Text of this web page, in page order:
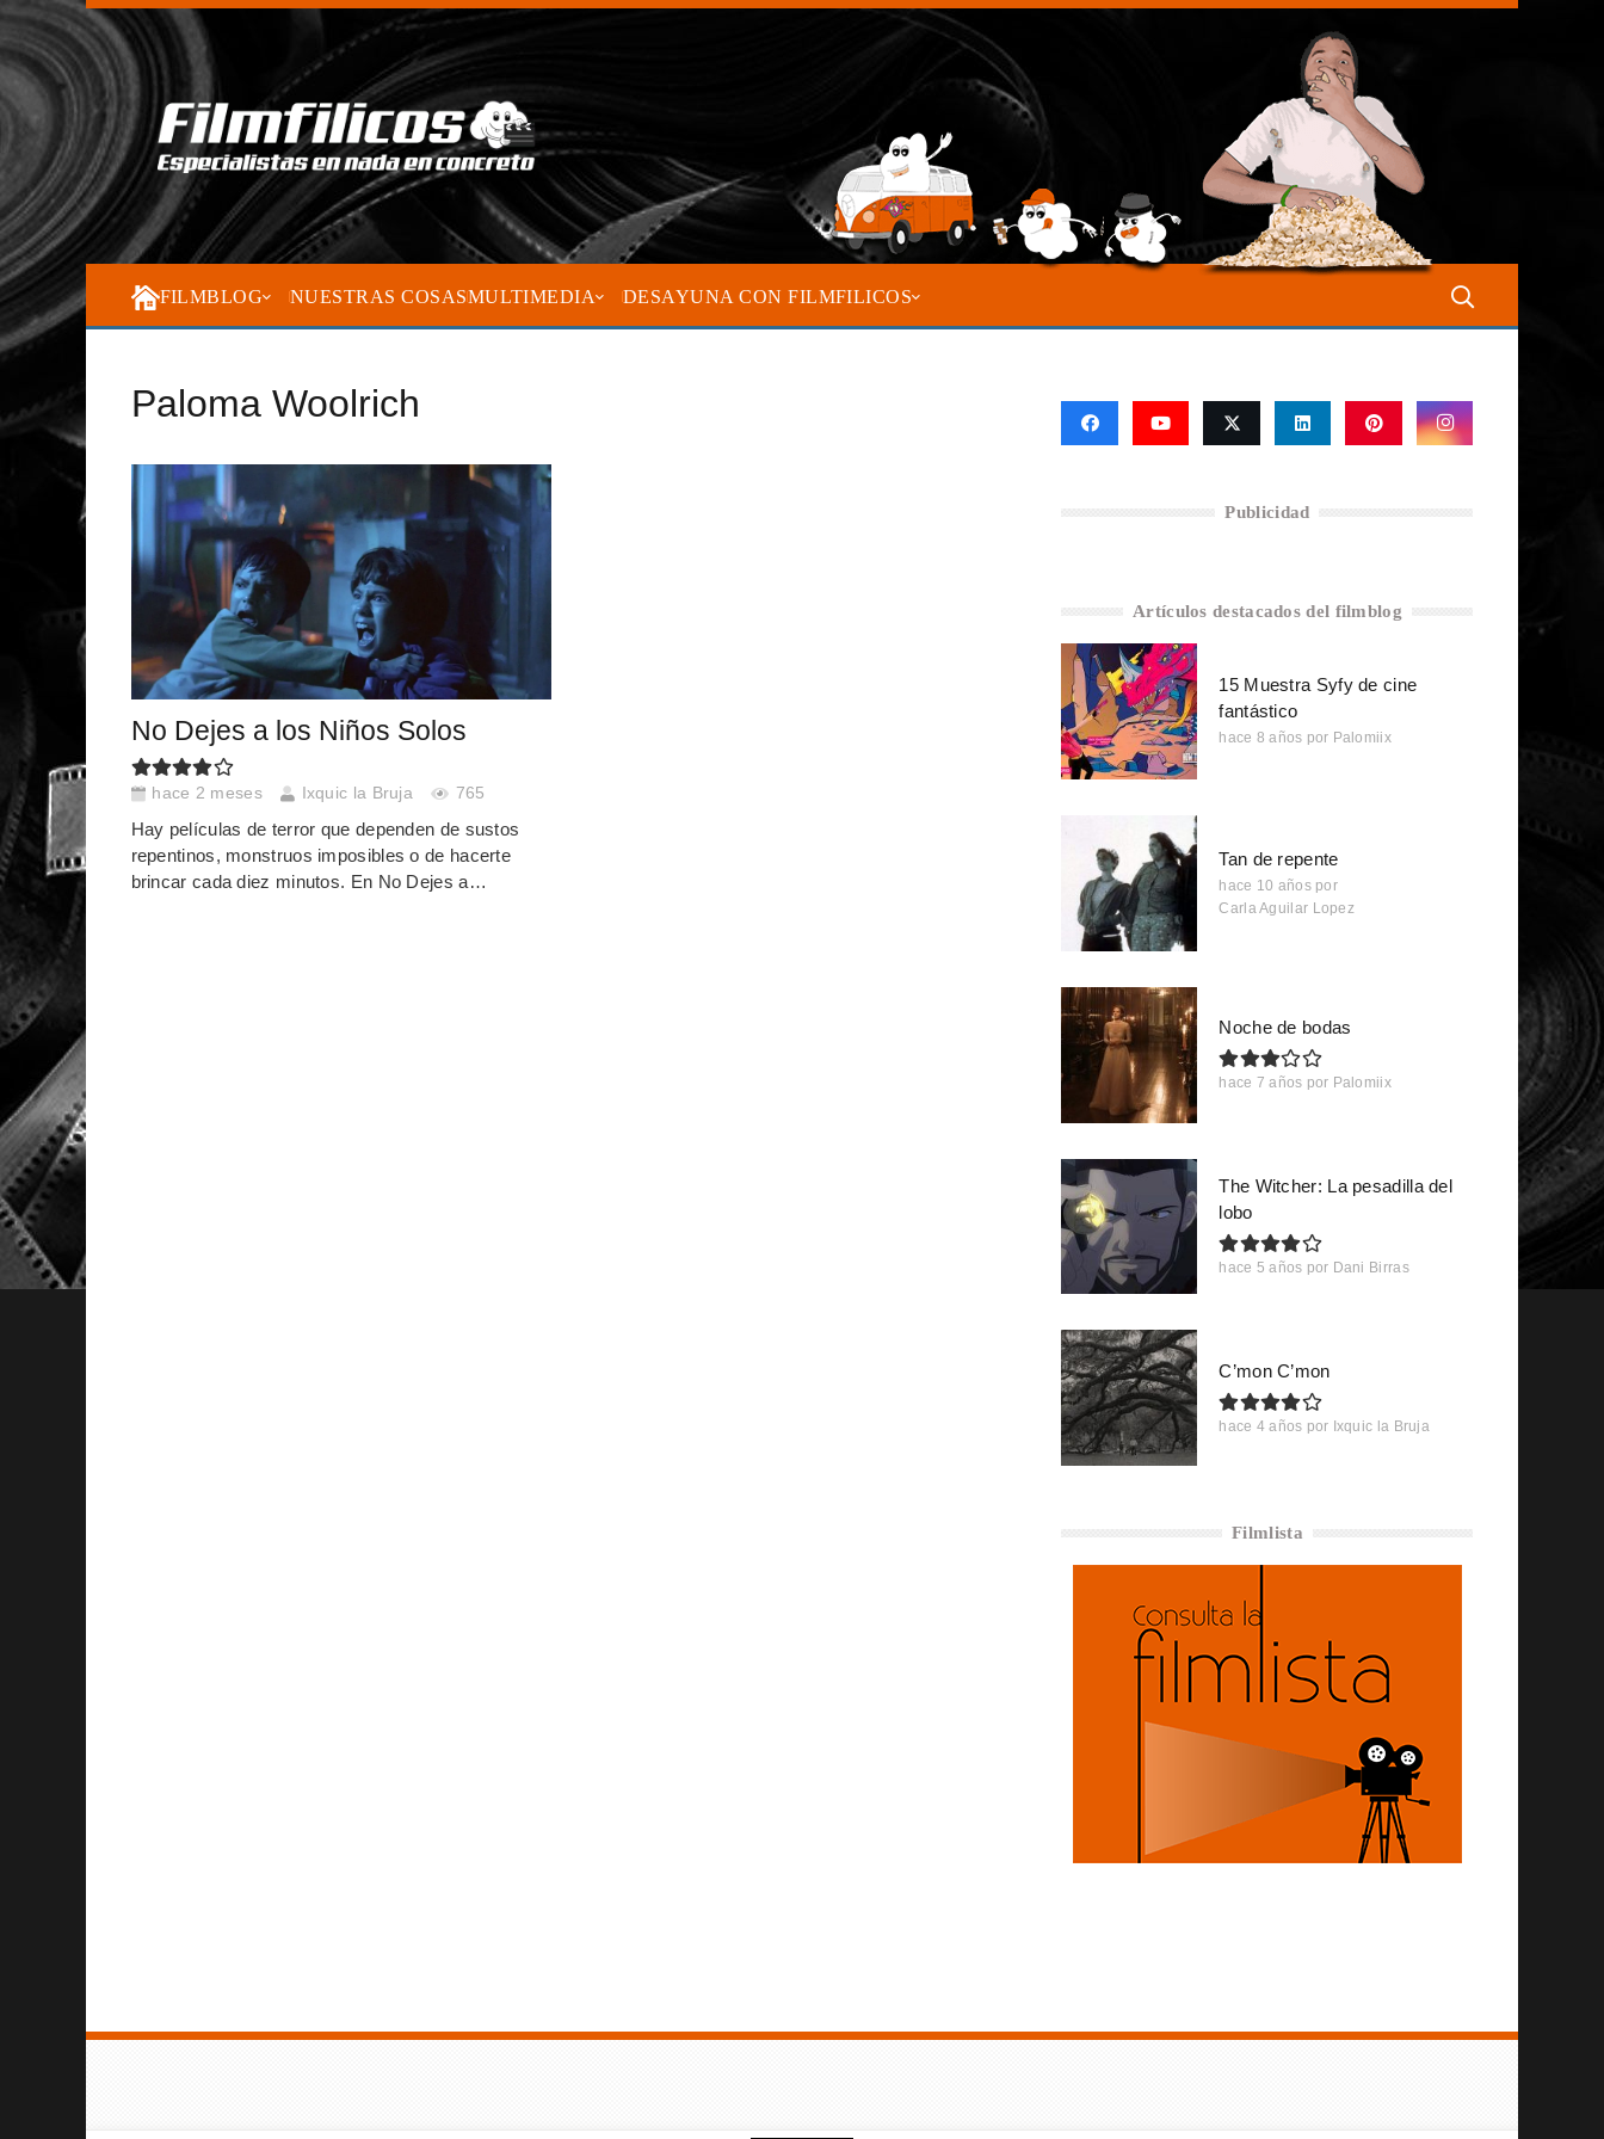
FILMBLOG NUESTRAS COSASMULTIMEDIA DESAYUNA CON FILMFILICOS
Paloma Woolrich
No Dejes a los Niños Solos
hace 2 meses Ixquic la Bruja 765
Hay películas de terror que dependen de sustos
repentinos, monstruos imposibles o de hacerte
brincar cada diez minutos. En No Dejes a…
Publicidad
Artículos destacados del filmblog
15 Muestra Syfy de cine
fantástico
hace 8 años por Palomiix
Tan de repente
hace 10 años por
Carla Aguilar Lopez
Noche de bodas
hace 7 años por Palomiix
The Witcher: La pesadilla del
lobo
hace 5 años por Dani Birras
C’mon C’mon
hace 4 años por Ixquic la Bruja
Filmlista